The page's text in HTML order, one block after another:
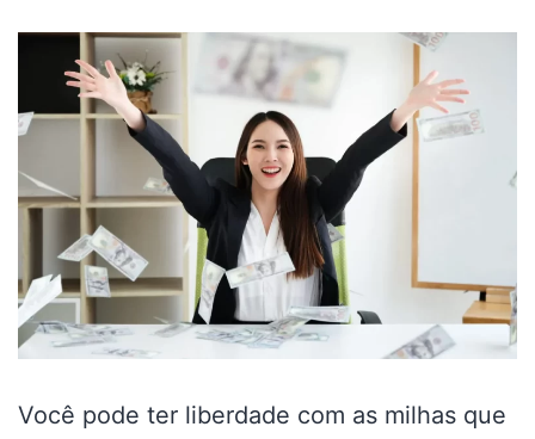
Você pode ter liberdade com as milhas que